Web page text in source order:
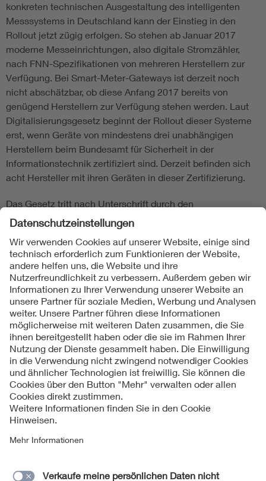
konkreten technischen Ausgestaltung des intelligenten
Messsystems in Deutschland kann der Einstieg in den
Rollout jetzt zügig erfolgen. So stehen ab Januar 2017
moderne Messeinrichtungen, also digitale Stromzähler,
nach FNN-Spezifikationen von mehreren Herstellern zur
Verfügung. Bei Smart-Meter-Gateways ist derzeit noch
nicht abschätzbar, ob diese Anfang 2017 bereits von
genügend Herstellern zur Verfügung stehen werden. Laut
Digitalisierungsgesetz beginnt der Rollout dieser Systeme
erst, wenn Geräte von mindestens drei unabhängigen
Herstellern beim Bundesamt für Sicherheit in der
Informationstechnik zertifiziert sind. Derzeit befinden sich
acht Hersteller mit ihren Geräten in dieser Zertifizierung.
Das Gesetz tritt nach Unterschrift durch den
Bundespräsidenten und Veröffentlichung im
Bundesanzeiger in Kraft. Der verpflichtende Rollout beginnt
ab 1. Januar 2017. VDE|FNN wird weiterhin konstruktiv die
Einführung interoperabler und austauschbarer intelligenter
Messsysteme in Deutschland vorantreiben.
Folgen Sie uns
Datenschutzinformationen